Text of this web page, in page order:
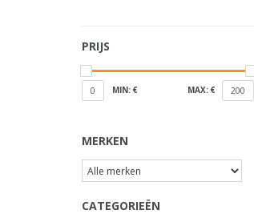
PRIJS
0 MIN: € MAX: € 200
MERKEN
CATEGORIEËN